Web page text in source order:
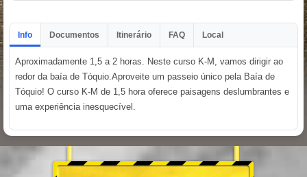
Info Documentos Itinerário FAQ Local
Aproximadamente 1,5 a 2 horas. Neste curso K-M, vamos dirigir ao
redor da baía de Tóquio.Aproveite um passeio único pela Baía de
Tóquio! O curso K-M de 1,5 hora oferece paisagens deslumbrantes e
uma experiência inesquecível.